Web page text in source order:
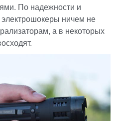
По надежности и
ничем не
а в некоторых